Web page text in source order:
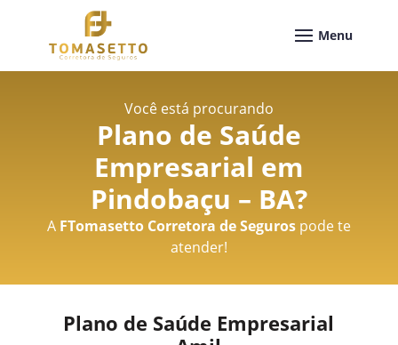
Você está procurando
Plano de Saúde
Empresarial em
Pindobaçu – BA?
A FTomasetto Corretora de Segurospode te
atender!
Plano de Saúde Empresarial